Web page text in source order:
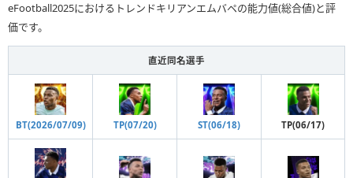
eFootball2025におけるトレンドキリアンエムバペの能力値(総合値)と評
価です。
直近同名選手
BT(2026/07/09) TP(07/20) ST(06/18) TP(06/17)